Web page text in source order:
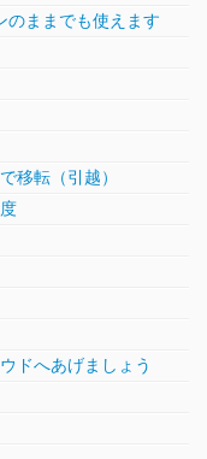
のままでも使えます
移転（引越）
ドへあげましょう